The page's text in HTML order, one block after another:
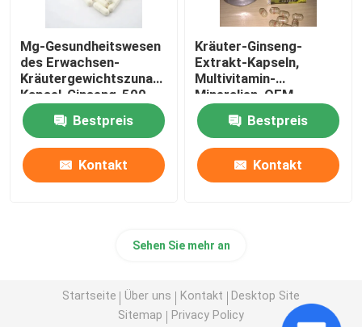
Mg-Gesundheitswesen
des Erwachsen-
Kräutergewichtszunahme-
Kapsel-Ginseng-500
Bestpreis
Kontakt
Kräuter-Ginseng-
Extrakt-Kapseln,
Multivitamin-
Mineralien, OEM
Bestpreis
Kontakt
Sehen Sie mehr an
Startseite Über uns Kontakt
Desktop Site
Sitemap
Privacy Policy